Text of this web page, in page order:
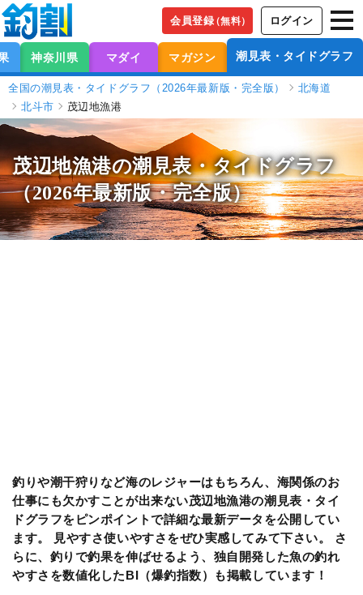
会員登録（無料） ログイン
神奈川県 マダイ マガジン 潮見表・タイドグラフ
全国の潮見表・タイドグラフ（2026年最新版・完全版）
北海道
北斗市
茂辺地漁港
茂辺地漁港の潮見表・タイドグラフ
（2026年最新版・完全版）
釣りや潮干狩りなど海のレジャーはもちろん、海関係のお
仕事にも欠かすことが出来ない茂辺地漁港の潮見表・タイ
ドグラフをピンポイントで詳細な最新データを公開してい
ます。 見やすさ使いやすさをぜひ実感してみて下さい。 さ
らに、釣りで釣果を伸ばせるよう、独自開発した魚の釣れ
やすさを数値化したBI（爆釣指数）も掲載しています！